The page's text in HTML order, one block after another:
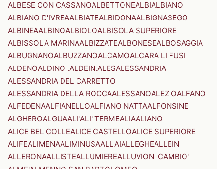
ALBESE CON CASSANOALBETTONEALBIALBIANO
ALBIANO D'IVREAALBIATEALBIDONAALBIGNASEGO
ALBINEAALBINOALBIOLOALBISOLA SUPERIORE
ALBISSOLA MARINAALBIZZATEALBONESEALBOSAGGIA
ALBUGNANOALBUZZANOALCAMOALCARA LI FUSI
ALDENOALDINO .ALDEIN.ALESALESSANDRIA
ALESSANDRIA DEL CARRETTO
ALESSANDRIA DELLA ROCCAALESSANOALEZIOALFANO
ALFEDENAALFIANELLOALFIANO NATTAALFONSINE
ALGHEROALGUAALI'ALI' TERMEALIAALIANO
ALICE BEL COLLEALICE CASTELLOALICE SUPERIORE
ALIFEALIMENAALIMINUSAALLAIALLEGHEALLEIN
ALLERONAALLISTEALLUMIEREALLUVIONI CAMBIO'